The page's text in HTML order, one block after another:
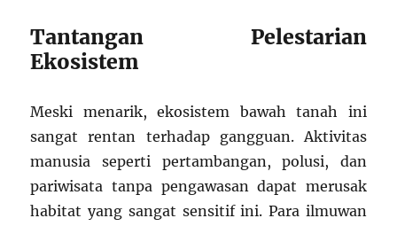
Tantangan Pelestarian
Ekosistem
Meski menarik, ekosistem bawah tanah ini
sangat rentan terhadap gangguan. Aktivitas
manusia seperti pertambangan, polusi, dan
pariwisata tanpa pengawasan dapat merusak
habitat yang sangat sensitif ini. Para ilmuwan